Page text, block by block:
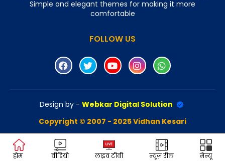
Simple and elegant themes for making it more
comfortable
FOLLOW US
Design by - Webkar Digital Solution
Copyright © 2007 - 2025 Vidhan Kesari
Design by - Blogger Templates |
होम वीडियो लाइव टीवी न्यूज़ रील मेन्यू